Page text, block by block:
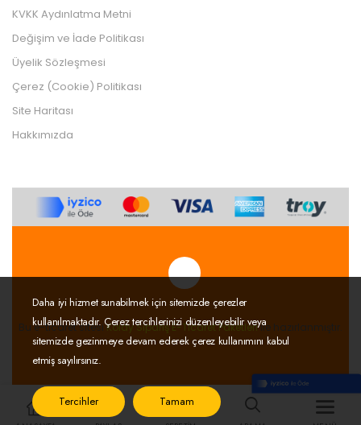
Tek Tıkla Ödeme Kolaylığı
7/24 Canlı Destek
%100 Sorunsuz Alışveriş
KVKK Aydınlatma Metni
Değişim ve İade Politikası
Üyelik Sözleşmesi
Çerez (Cookie) Politikası
Site Haritası
Hakkımızda
Bu e-ticaret sitesiKolay Sipariş E-Ticaret Paketleriile hazırlanmıştır.
Daha iyi hizmet sunabilmek için sitemizde çerezler
kullanılmaktadır. Çerez tercihlerinizi düzenleyebilir veya
sitemizde gezinmeye devam ederek çerez kullanımını kabul
etmiş sayılırsınız.
Tercihler Tamam